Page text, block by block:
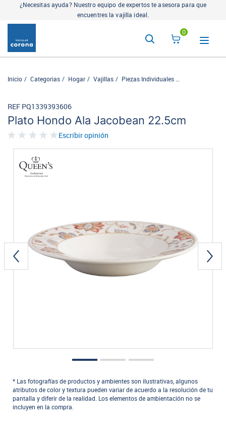
¿Necesitas ayuda? Nuestro equipo de expertos te asesora para que
encuentres la vajilla ideal.
0
Inicio Categorias Hogar Vajillas Piezas Individuales
Plato Hondo Ala Jacobean 22.5cm
REF PQ1339393606
Escribir opinión
* Las fotografías de productos y ambientes son ilustrativas, algunos
atributos de color y textura pueden variar de acuerdo a la resolución de tu
pantalla y diferir de la realidad. Los elementos de ambientación no se
incluyen en la compra.